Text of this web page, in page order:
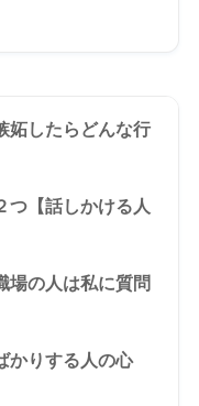
妬したらどんな行
つ【話しかける人
場の人は私に質問
かりする人の心